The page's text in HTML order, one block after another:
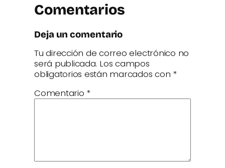
Comentarios
Deja un comentario
Tu dirección de correo electrónico no
será publicada. Los campos
obligatorios están marcados con *
Comentario *